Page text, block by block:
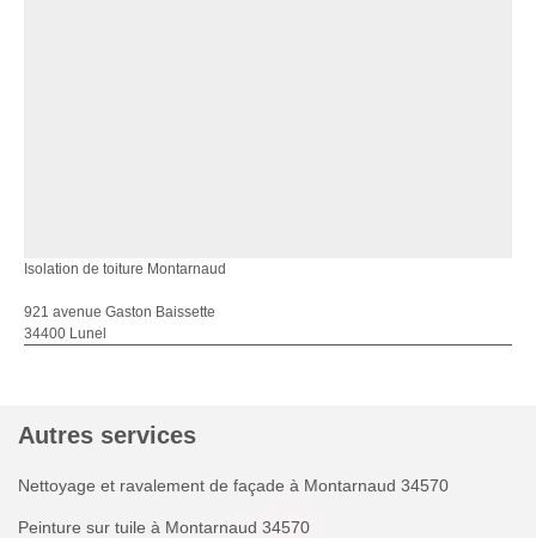
Isolation de toiture Montarnaud
921 avenue Gaston Baissette
34400 Lunel
Autres services
Nettoyage et ravalement de façade à Montarnaud 34570
Peinture sur tuile à Montarnaud 34570